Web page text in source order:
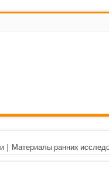
| Материалы ранних